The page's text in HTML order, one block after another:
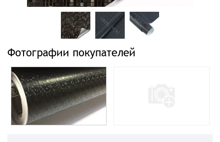
Фотографии покупателей